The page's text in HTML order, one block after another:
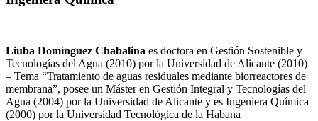
Liuba Domínguez Chabalina es doctora en Gestión Sostenible y
Tecnologías del Agua (2010) por la Universidad de Alicante (2010)
– Tema “Tratamiento de aguas residuales mediante biorreactores de
membrana”, posee un Máster en Gestión Integral y Tecnologías del
Agua (2004) por la Universidad de Alicante y es Ingeniera Química
(2000) por la Universidad Tecnológica de la Habana